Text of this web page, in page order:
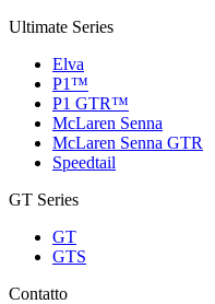
Ultimate Series
Elva
P1™
P1 GTR™
McLaren Senna
McLaren Senna GTR
Speedtail
GT Series
GT
GTS
Contatto